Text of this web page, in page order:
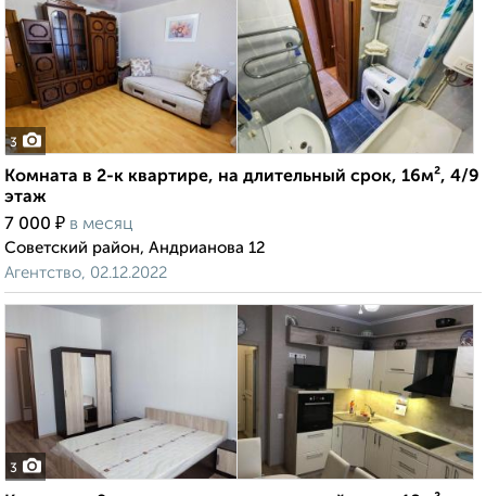
3
Комната в 2-к квартире, на длительный срок, 16м², 4/9
этаж
7 000 ₽ в месяц
Советский район, Андрианова 12
Агентство, 02.12.2022
3